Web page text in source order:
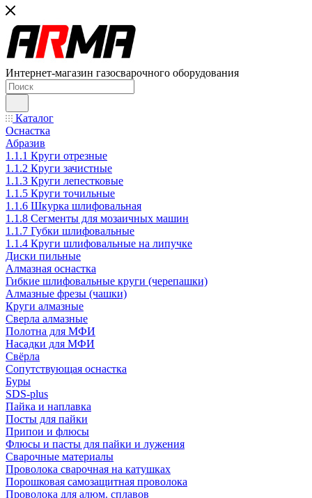
Интернет-магазин газосварочного оборудования
Каталог
Оснастка
Абразив
1.1.1 Круги отрезные
1.1.2 Круги зачистные
1.1.3 Круги лепестковые
1.1.5 Круги точильные
1.1.6 Шкурка шлифовальная
1.1.8 Сегменты для мозаичных машин
1.1.7 Губки шлифовальные
1.1.4 Круги шлифовальные на липучке
Диски пильные
Алмазная оснастка
Гибкие шлифовальные круги (черепашки)
Алмазные фрезы (чашки)
Круги алмазные
Сверла алмазные
Полотна для МФИ
Насадки для МФИ
Свёрла
Сопутствующая оснастка
Буры
SDS-plus
Пайка и наплавка
Посты для пайки
Припои и флюсы
Флюсы и пасты для пайки и лужения
Сварочные материалы
Проволока сварочная на катушках
Порошковая самозащитная проволока
Проволока для алюм. сплавов